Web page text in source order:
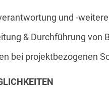
und -
& Durchführung von
bei projektbezogenen